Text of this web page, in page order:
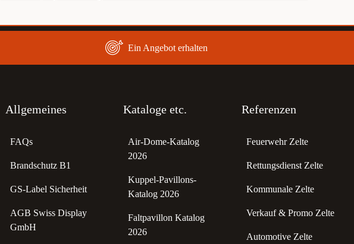
Ein Angebot erhalten
Allgemeines
FAQs
Brandschutz B1
GS-Label Sicherheit
AGB Swiss Display
GmbH
Kataloge etc.
Air-Dome-Katalog
2026
Kuppel-Pavillons-
Katalog 2026
Faltpavillon Katalog
2026
Referenzen
Feuerwehr Zelte
Rettungsdienst Zelte
Kommunale Zelte
Verkauf & Promo Zelte
Automotive Zelte